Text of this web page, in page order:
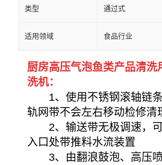
类型 通过式
适用领域 食品行业
厨房高压气泡鱼类产品清洗
洗机：
1、使用不锈钢滚轴链条
轨网带不会左右移动检修清
2、输送带无极调速，可
入口处带推料水流装置
3、由翻浪鼓泡、高压喷